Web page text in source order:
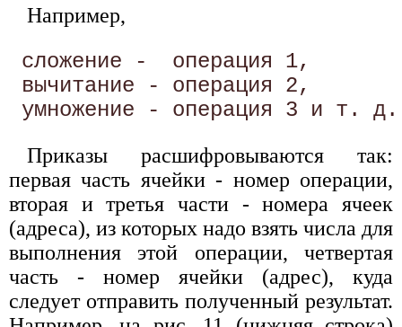
Например,
сложение -  операция 1,
вычитание - операция 2,
Приказы расшифровываются так:
первая часть ячейки - номер операции,
вторая и третья части - номера ячеек
(адреса), из которых надо взять числа для
выполнения этой операции, четвертая
часть - номер ячейки (адрес), куда
следует отправить полученный результат.